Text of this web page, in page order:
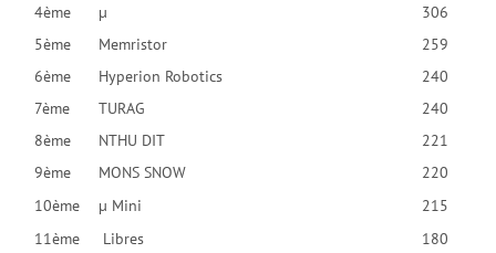
4ème
µ
306
5ème
Memristor
259
6ème
Hyperion Robotics
240
7ème
TURAG
240
8ème
NTHU DIT
221
9ème
MONS SNOW
220
10ème
µ Mini
215
11ème
Libres
180